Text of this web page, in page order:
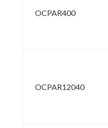
OCPAR400
OCPAR12040